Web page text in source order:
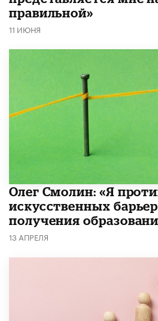
правильной»
11 ИЮНЯ
Олег Смолин: «Я
искусственных
получения
13 АПРЕЛЯ